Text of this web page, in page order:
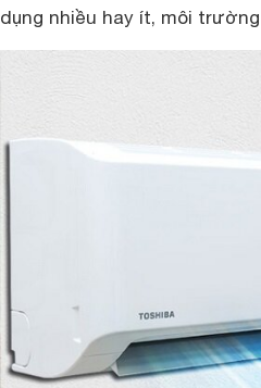
dụng nhiều hay ít, môi